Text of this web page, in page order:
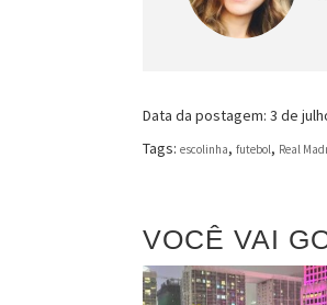
Data da postagem: 3 de
Tags: escolinha, futebol, Real
VOCÊ VAI